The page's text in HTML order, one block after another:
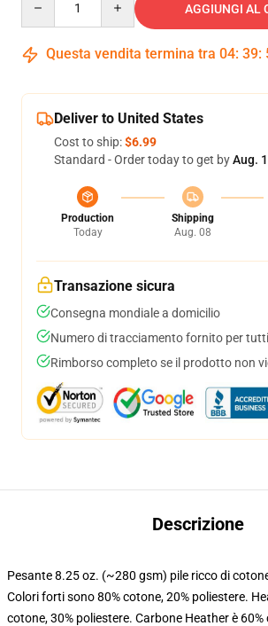
AGGIUNGI AL
Questa vendita termina tra 04: 39:
Deliver to United States
Cost to ship:$6.99
Standard - Order today to get byAug.
Production
Today
Shipping
Aug. 08
Transazione sicura
Consegna mondiale a domicilio
Numero di tracciamento fornito per
Rimborso completo se il prodotto non
Descrizione
Pesante 8.25 oz. (~280 gsm) pile ricco di
Colori forti sono 80% cotone, 20% poliestere.
cotone, 30% poliestere. Carbone Heather è